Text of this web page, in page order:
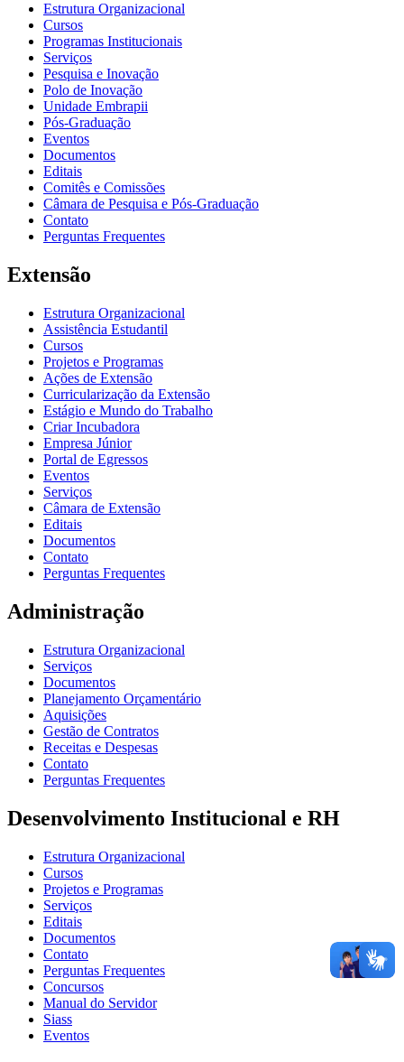
Estrutura Organizacional
Cursos
Programas Institucionais
Serviços
Pesquisa e Inovação
Polo de Inovação
Unidade Embrapii
Pós-Graduação
Eventos
Documentos
Editais
Comitês e Comissões
Câmara de Pesquisa e Pós-Graduação
Contato
Perguntas Frequentes
Extensão
Estrutura Organizacional
Assistência Estudantil
Cursos
Projetos e Programas
Ações de Extensão
Curricularização da Extensão
Estágio e Mundo do Trabalho
Criar Incubadora
Empresa Júnior
Portal de Egressos
Eventos
Serviços
Câmara de Extensão
Editais
Documentos
Contato
Perguntas Frequentes
Administração
Estrutura Organizacional
Serviços
Documentos
Planejamento Orçamentário
Aquisições
Gestão de Contratos
Receitas e Despesas
Contato
Perguntas Frequentes
Desenvolvimento Institucional e RH
Estrutura Organizacional
Cursos
Projetos e Programas
Serviços
Editais
Documentos
Contato
Perguntas Frequentes
Concursos
Manual do Servidor
Siass
Eventos